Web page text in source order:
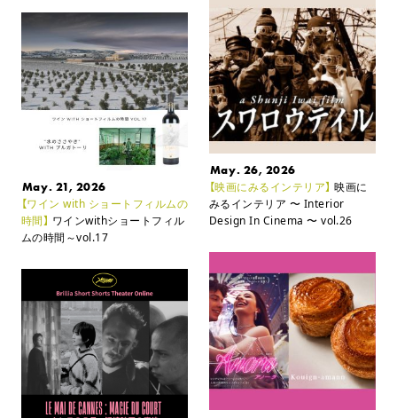
May. 26, 2026
【映画にみるインテリア】 映画に
みるインテリア 〜 Interior
Design In Cinema 〜 vol.26
May. 21, 2026
【ワイン with ショートフィルムの
時間】 ワインwithショートフィル
ムの時間～vol.17